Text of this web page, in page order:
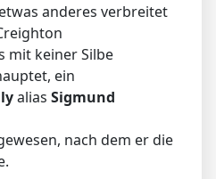
anderes verbreitet
mit keiner Silbe
ein
alias Sigmund
nach dem er die